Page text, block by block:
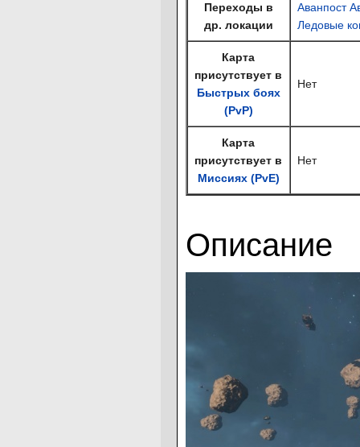
Переходы в
др. локации
Аванпост
Ледовые
Карта
присутствует в
Быстрых боях
(PvP)
Нет
Карта
присутствует в
Миссиях (PvE)
Нет
Описание